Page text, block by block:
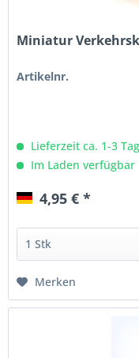
Miniatur
Artikelnr.
Lieferzeit ca. 1-3
Im Laden verfügbar
4,95 € *
Merken